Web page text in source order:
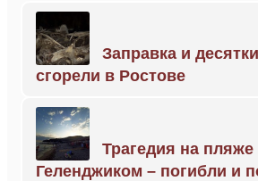
Заправка и
сгорели в Ростове
Трагедия на пляже
Геленджиком – погибли и